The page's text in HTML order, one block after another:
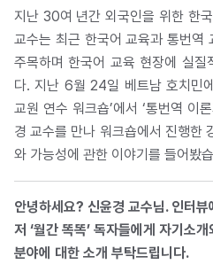
지난 30여 년간 외국인을 위한 한
교수는 최근 한국어 교육과 통번역
주목하며 한국어 교육 현장에 실질
다. 지난 6월 24일 베트남 호치민
교원 연수 워크숍’에서 ‘통번역 이
경 교수를 만나 워크숍에서 진행한
와 가능성에 관한 이야기를 들어봤
안녕하세요? 신윤경 교수님. 인터
저 ‘월간 똑똑’ 독자들에게 자기소
분야에 대한 소개 부탁드립니다.